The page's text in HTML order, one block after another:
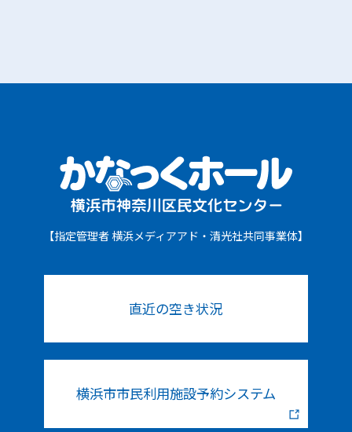
【指定管理者 横浜メディアアド・清光社共同事業体】
直近の空き状況
横浜市市民利用施設予約システム